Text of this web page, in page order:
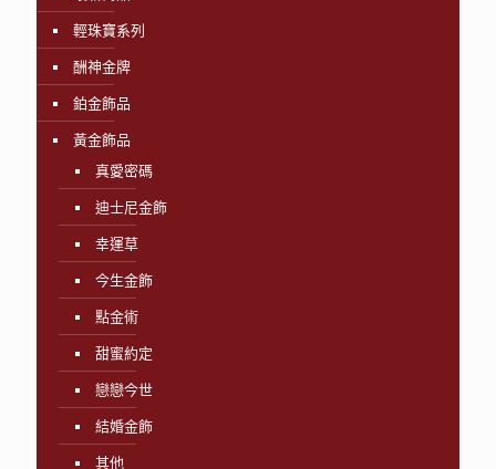
輕珠寶系列
酬神金牌
鉑金飾品
黃金飾品
真愛密碼
迪士尼金飾
幸運草
今生金飾
點金術
甜蜜約定
戀戀今世
結婚金飾
其他